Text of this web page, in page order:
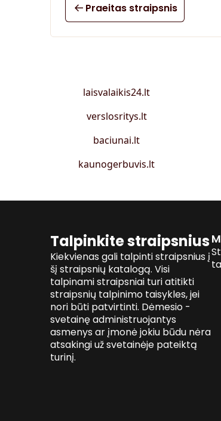
Praeitas straipsnis
laisvalaikis24.lt
verslosritys.lt
baciunai.lt
kaunogerbuvis.lt
Talpinkite straipsnius
Kiekvienas gali talpinti straipsnius į
šį straipsnių katalogą. Visi
talpinami straipsniai turi atitikti
straipsnių talpinimo taisykles, jei
nori būti patvirtinti. Dėmesio -
svetainę administruojantys
asmenys ar įmonė jokiu būdu nėra
atsakingi už svetainėje pateiktą
turinį.